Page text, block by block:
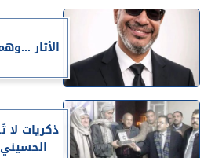
الأثار
ذكريات لا